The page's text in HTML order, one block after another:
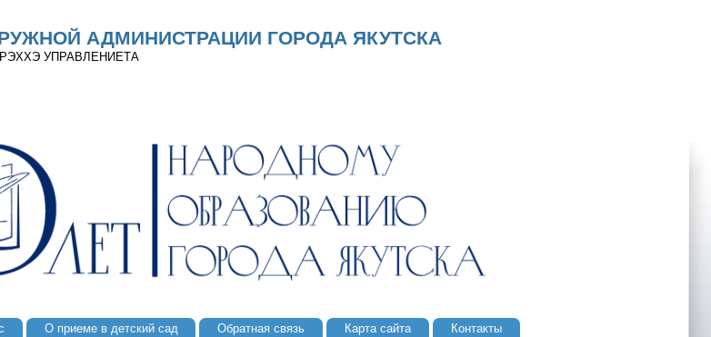
АДМИНИСТРАЦИИ ГОРОДА ЯКУТСКА
УПРАВЛЕНИЕТА
О приеме в детский сад Обратная связь Карта сайта Контакты